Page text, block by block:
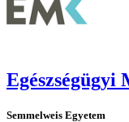
Egészségügyi
Semmelweis Egyetem